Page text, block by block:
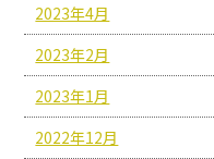
2023年4月
2023年2月
2023年1月
2022年12月